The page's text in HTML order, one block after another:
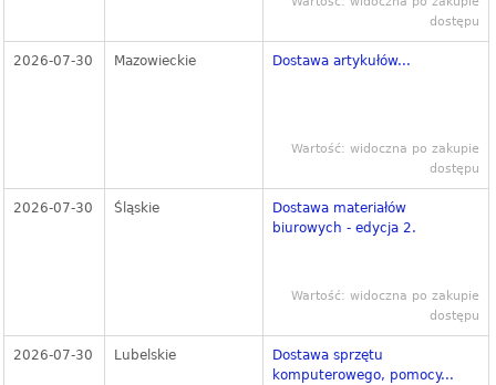
dostępu
2026-07-30 Mazowieckie Dostawa artykułów...
Wartość: widoczna po zakupie
dostępu
2026-07-30 Śląskie
Dostawa materiałów
biurowych - edycja 2.
Wartość: widoczna po zakupie
dostępu
2026-07-30 Lubelskie
Dostawa sprzętu
komputerowego, pomocy...